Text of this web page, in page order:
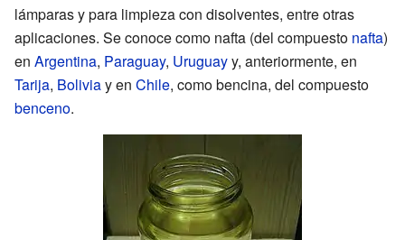
lámparas y para limpieza con disolventes, entre otras
aplicaciones. Se conoce como nafta (del compuesto nafta)
en Argentina, Paraguay, Uruguayy, anteriormente, en
Tarija, Boliviay en Chile, como bencina, del compuesto
benceno.